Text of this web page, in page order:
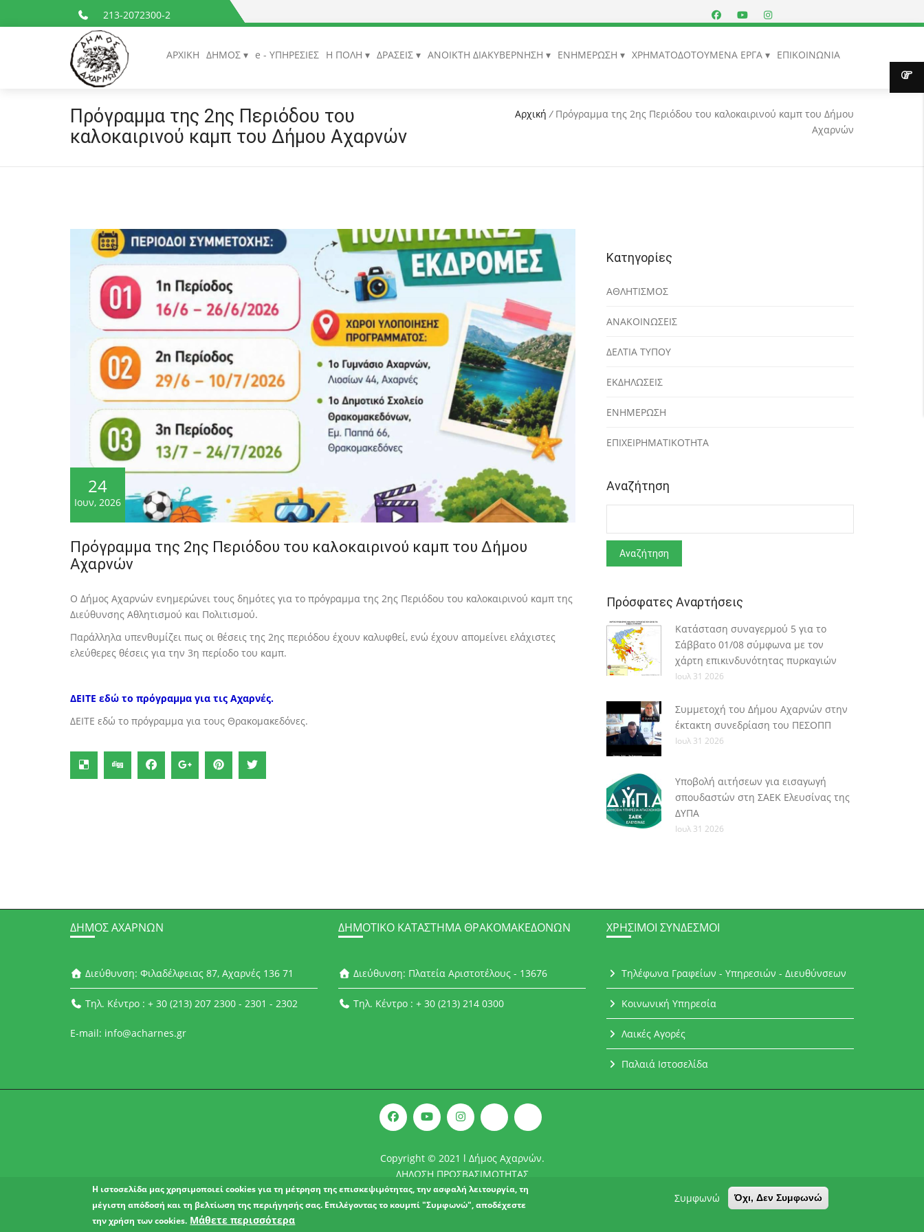
213-2072300-2
ΑΡΧΙΚΗ ΔΗΜΟΣ e - ΥΠΗΡΕΣΙΕΣ Η ΠΟΛΗ ΔΡΑΣΕΙΣ ΑΝΟΙΚΤΗ ΔΙΑΚΥΒΕΡΝΗΣΗ ΕΝΗΜΕΡΩΣΗ ΧΡΗΜΑΤΟΔΟΤΟΥΜΕΝΑ ΕΡΓΑ ΕΠΙΚΟΙΝΩΝΙΑ
Πρόγραμμα της 2ης Περιόδου του
καλοκαιρινού καμπ του Δήμου Αχαρνών
Αρχική / Πρόγραμμα της 2ης Περιόδου του καλοκαιρινού καμπ του Δήμου
Αχαρνών
24
Ιουν, 2026
Πρόγραμμα της 2ης Περιόδου του καλοκαιρινού καμπ του Δήμου
Αχαρνών
Ο Δήμος Αχαρνών ενημερώνει τους δημότες για το πρόγραμμα της 2ης Περιόδου του καλοκαιρινού καμπ της
Διεύθυνσης Αθλητισμού και Πολιτισμού.
Παράλληλα υπενθυμίζει πως οι θέσεις της 2ης περιόδου έχουν καλυφθεί, ενώ έχουν απομείνει ελάχιστες
ελεύθερες θέσεις για την 3η περίοδο του καμπ.
ΔΕΙΤΕ εδώ το πρόγραμμα για τις Αχαρνές.
ΔΕΙΤΕ εδώ το πρόγραμμα για τους Θρακομακεδόνες.
Κατηγορίες
ΑΘΛΗΤΙΣΜΟΣ
ΑΝΑΚΟΙΝΩΣΕΙΣ
ΔΕΛΤΙΑ ΤΥΠΟΥ
ΕΚΔΗΛΩΣΕΙΣ
ΕΝΗΜΕΡΩΣΗ
ΕΠΙΧΕΙΡΗΜΑΤΙΚΟΤΗΤΑ
Αναζήτηση
Πρόσφατες Αναρτήσεις
Κατάσταση συναγερμού 5 για το
Σάββατο 01/08 σύμφωνα με τον
χάρτη επικινδυνότητας πυρκαγιών
Ιουλ 31 2026
Συμμετοχή του Δήμου Αχαρνών στην
έκτακτη συνεδρίαση του ΠΕΣΟΠΠ
Ιουλ 31 2026
Υποβολή αιτήσεων για εισαγωγή
σπουδαστών στη ΣΑΕΚ Ελευσίνας της
ΔΥΠΑ
Ιουλ 31 2026
ΔΉΜΟΣ ΑΧΑΡΝΏΝ
Διεύθυνση: Φιλαδέλφειας 87, Αχαρνές 136 71
Τηλ. Κέντρο : + 30 (213) 207 2300 - 2301 - 2302
E-mail: info@acharnes.gr
ΔΗΜΟΤΙΚΌ ΚΑΤΆΣΤΗΜΑ ΘΡΑΚΟΜΑΚΕΔΌΝΩΝ
Διεύθυνση: Πλατεία Αριστοτέλους - 13676
Τηλ. Κέντρο : + 30 (213) 214 0300
ΧΡΉΣΙΜΟΙ ΣΎΝΔΕΣΜΟΙ
Τηλέφωνα Γραφείων - Υπηρεσιών - Διευθύνσεων
Κοινωνική Υπηρεσία
Λαικές Αγορές
Παλαιά Ιστοσελίδα
Copyright © 2021 l Δήμος Αχαρνών.
ΔΗΛΩΣΗ ΠΡΟΣΒΑΣΙΜΟΤΗΤΑΣ
Η ιστοσελίδα μας χρησιμοποιεί cookies για τη μέτρηση της επισκεψιμότητας, την ασφαλή λειτουργία, τη
μέγιστη απόδοσή και τη βελτίωση της περιήγησής σας. Επιλέγοντας το κουμπί "Συμφωνώ", αποδέχεστε
την χρήση των cookies. Μάθετε περισσότερα
Συμφωνώ Όχι, Δεν Συμφωνώ